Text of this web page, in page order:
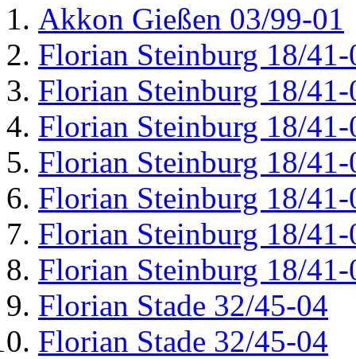
Akkon Gießen 03/99-01
Florian Steinburg 18/41-
Florian Steinburg 18/41-
Florian Steinburg 18/41-
Florian Steinburg 18/41-
Florian Steinburg 18/41-
Florian Steinburg 18/41-
Florian Steinburg 18/41-
Florian Stade 32/45-04
Florian Stade 32/45-04